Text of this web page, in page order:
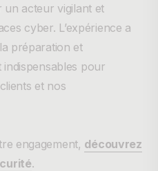
un acteur vigilant et
cyber. L’expérience a
préparation et
indispensables pour
et nos
engagement, découvrez
.